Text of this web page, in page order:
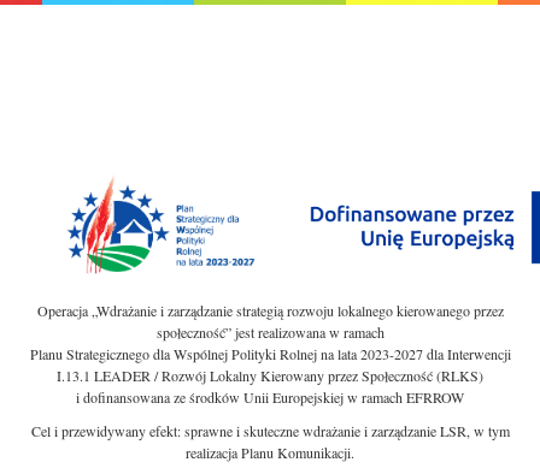
Operacja „Wdrażanie i zarządzanie strategią rozwoju lokalnego kierowanego przez
społeczność” jest realizowana w ramach
Planu Strategicznego dla Wspólnej Polityki Rolnej na lata 2023-2027 dla Interwencji
I.13.1 LEADER / Rozwój Lokalny Kierowany przez Społeczność (RLKS)
i dofinansowana ze środków Unii Europejskiej w ramach EFRROW
Cel i przewidywany efekt: sprawne i skuteczne wdrażanie i zarządzanie LSR, w tym
realizacja Planu Komunikacji.